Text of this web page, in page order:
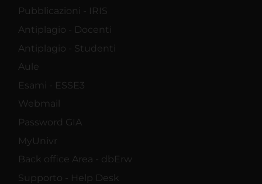
Pubblicazioni - IRIS
Antiplagio - Docenti
Antiplagio - Studenti
Aule
Esami - ESSE3
Webmail
Password GIA
MyUnivr
Back office Area - dbErw
Supporto - Help Desk